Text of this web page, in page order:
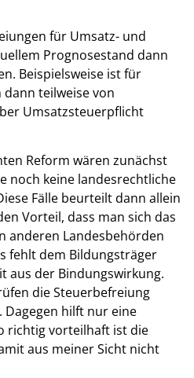
für Umsatz- und
Prognosestand dann
Beispielsweise ist für
teilweise von
Umsatzsteuerpflicht
Reform wären zunächst
noch keine landesrechtliche
Fälle beurteilt dann allein
Vorteil, dass man sich das
anderen Landesbehörden
fehlt dem Bildungsträger
aus der Bindungswirkung.
die Steuerbefreiung
hilft nur eine
richtig vorteilhaft ist die
aus meiner Sicht nicht